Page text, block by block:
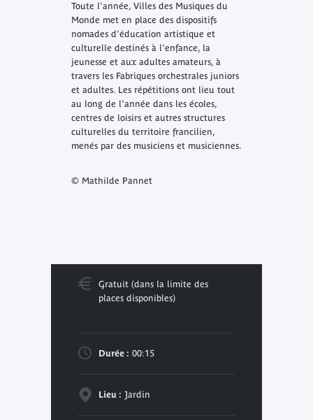
Toute l'année, Villes des Musiques du
Monde met en place des dispositifs
nomades d'éducation artistique et
culturelle destinés à l'enfance, la
jeunesse et aux adultes amateurs, à
travers les Fabriques orchestrales juniors
et adultes. Les répétitions ont lieu tout
au long de l'année dans les écoles,
centres de loisirs et autres structures
culturelles du territoire francilien,
menés par des musiciens et musiciennes.
© Mathilde Pannet
Gratuit (dans la limite des
places disponibles)
Durée : 00:15
Lieu : Jardin